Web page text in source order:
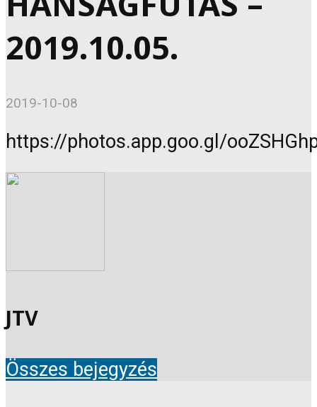
2019.10.05.
2019-10-08
https://photos.app.goo.gl/
JTV
Összes bejegyzés